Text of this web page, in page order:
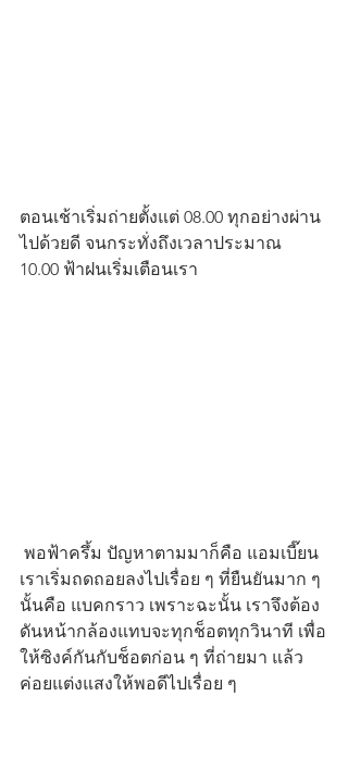
ตอนเช้าเริ่มถ่ายตั้งแต่ 08.00 ทุกอย่างผ่าน
ไปด้วยดี จนกระทั่งถึงเวลาประมาณ​
10.00 ฟ้าฝนเริ่มเตือนเรา
พอฟ้าครึ้ม ปัญหาตามมาก็คือ แอมเบี๊ยน
เราเริ่มถดถอยลงไปเรื่อย ๆ ที่ยืนยันมาก ๆ
นั้นคือ แบคกราว เพราะฉะนั้น เราจึงต้อง
ดันหน้ากล้องแทบจะทุกช็อตทุกวินาที เพื่อ
ให้ซิงค์กันกับช็อตก่อน ๆ ที่ถ่ายมา แล้ว
ค่อยแต่งแสงให้พอดีไปเรื่อย ๆ